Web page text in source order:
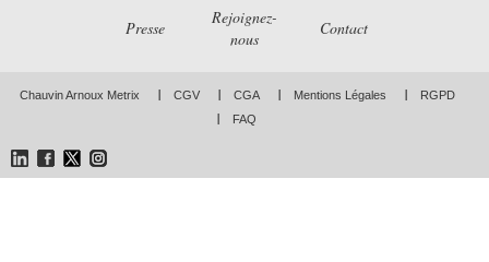
Presse
Rejoignez-
nous
Contact
Chauvin Arnoux Metrix CGV CGA Mentions Légales
RGPD
FAQ